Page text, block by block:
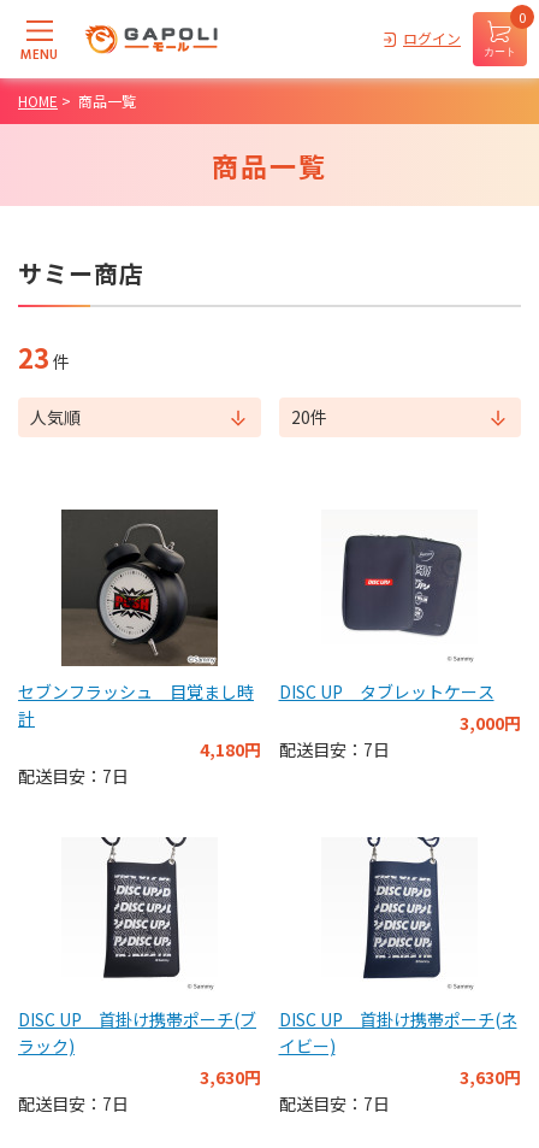
MENU
ログイン
カート
0
HOME > 商品一覧
商品一覧
サミー商店
23 件
セブンフラッシュ 目覚まし時
計
4,180円
配送目安：7日
DISC UP タブレットケース
3,000円
配送目安：7日
DISC UP 首掛け携帯ポーチ(ブ
ラック)
3,630円
配送目安：7日
DISC UP 首掛け携帯ポーチ(ネ
イビー)
3,630円
配送目安：7日